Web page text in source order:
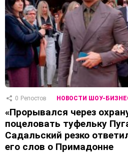
0 Репостов НОВОСТИ ШОУ-
«Прорывался через
поцеловать туфельку
Садальский резко
его слов о Примадонне